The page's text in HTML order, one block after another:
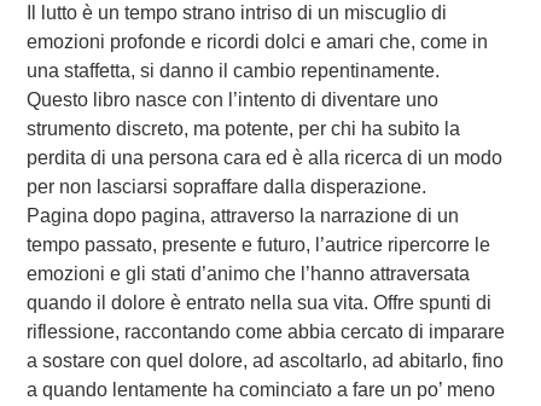
Il lutto è un tempo strano intriso di un miscuglio di
emozioni profonde e ricordi dolci e amari che, come in
una staffetta, si danno il cambio repentinamente.
Questo libro nasce con l’intento di diventare uno
strumento discreto, ma potente, per chi ha subito la
perdita di una persona cara ed è alla ricerca di un modo
per non lasciarsi sopraffare dalla disperazione.
Pagina dopo pagina, attraverso la narrazione di un
tempo passato, presente e futuro, l’autrice ripercorre le
emozioni e gli stati d’animo che l’hanno attraversata
quando il dolore è entrato nella sua vita. Offre spunti di
riflessione, raccontando come abbia cercato di imparare
a sostare con quel dolore, ad ascoltarlo, ad abitarlo, fino
a quando lentamente ha cominciato a fare un po’ meno